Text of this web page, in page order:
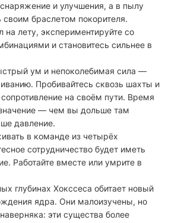
и улучшения, а в пылу
своим браслетом покорителя.
на лету, экспериментируйте со
и становитесь сильнее в
ум и непоколебимая сила —
Пробивайтесь сквозь шахты и
на своём пути. Время
— чем вы дольше там
давление.
в команде из четырёх
сотрудничество будет иметь
Работайте вместе или умрите в
глубинах Хокссеса обитает новый
ядра. Они малоизучены, но
эти существа более